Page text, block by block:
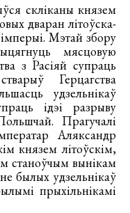
скліканы князем
дваран літоўска-
Мэтай збору
мясцовую
з Расіяй супраць
Герцагства
удзельнікаў
ідэі разрыву
Прагучалі
Аляксандр
князем літоўскім,
станоўчым вынікам
былых удзельнікаў
прыхільнікамі